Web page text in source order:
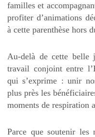
familles et
profiter d’animations
à cette parenthèse hors
Au-delà de cette belle
travail conjoint entre
qui s’exprime : unir
plus près les
moments de respiration
Parce que soutenir les